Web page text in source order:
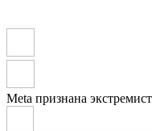
Meta признана